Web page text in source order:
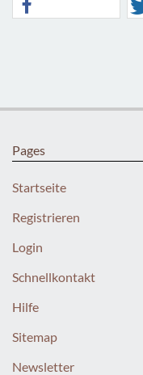
Pages
Startseite
Registrieren
Login
Schnellkontakt
Hilfe
Sitemap
Newsletter